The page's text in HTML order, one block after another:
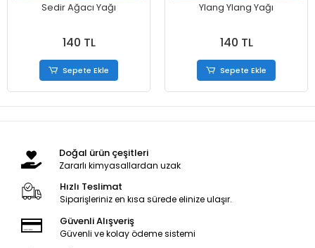
Sedir Ağacı Yağı
140 TL
Sepete Ekle
Ylang Ylang Yağı
140 TL
Sepete Ekle
Doğal ürün çeşitleri
Zararlı kimyasallardan uzak
Hızlı Teslimat
Siparişleriniz en kısa sürede elinize ulaşır.
Güvenli Alışveriş
Güvenli ve kolay ödeme sistemi